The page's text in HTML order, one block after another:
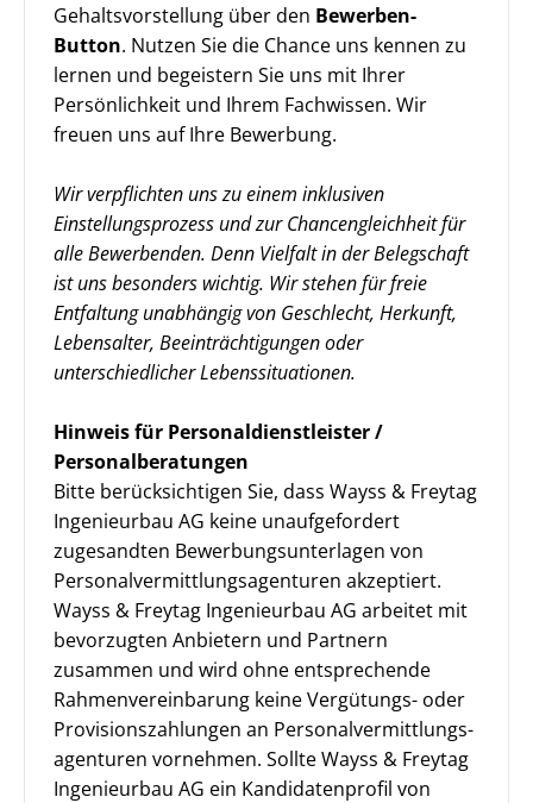
Gehaltsvorstellung über den Bewerben-
Button. Nutzen Sie die Chance uns kennen zu
lernen und begeistern Sie uns mit Ihrer
Persönlichkeit und Ihrem Fachwissen. Wir
freuen uns auf Ihre Bewerbung.
Wir verpflichten uns zu einem inklusiven
Einstellungsprozess und zur Chancengleichheit für
alle Bewerbenden. Denn Vielfalt in der Belegschaft
ist uns besonders wichtig. Wir stehen für freie
Entfaltung unabhängig von Geschlecht, Herkunft,
Lebensalter, Beeinträchtigungen oder
unterschiedlicher Lebenssituationen.
Hinweis für Personaldienstleister /
Personalberatungen
Bitte berücksichtigen Sie, dass Wayss & Freytag
Ingenieurbau AG keine unaufgefordert
zugesandten Bewerbungsunterlagen von
Personalvermittlungsagenturen akzeptiert.
Wayss & Freytag Ingenieurbau AG arbeitet mit
bevorzugten Anbietern und Partnern
zusammen und wird ohne entsprechende
Rahmenvereinbarung keine Vergütungs- oder
Provisionszahlungen an Personal­vermittlungs­
agenturen vornehmen. Sollte Wayss & Freytag
Ingenieurbau AG ein Kandidatenprofil von